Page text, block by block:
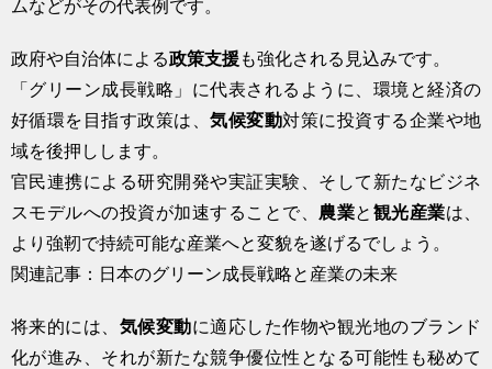
ムなどがその代表例です。
政府や自治体による政策支援も強化される見込みです。
「グリーン成長戦略」に代表されるように、環境と経済の
好循環を目指す政策は、気候変動対策に投資する企業や地
域を後押しします。
官民連携による研究開発や実証実験、そして新たなビジネ
スモデルへの投資が加速することで、 農業と 観光産業は、
より強靭で持続可能な産業へと変貌を遂げるでしょう。
関連記事：日本のグリーン成長戦略と産業の未来
将来的には、 気候変動に適応した作物や観光地のブランド
化が進み、それが新たな競争優位性となる可能性も秘めて